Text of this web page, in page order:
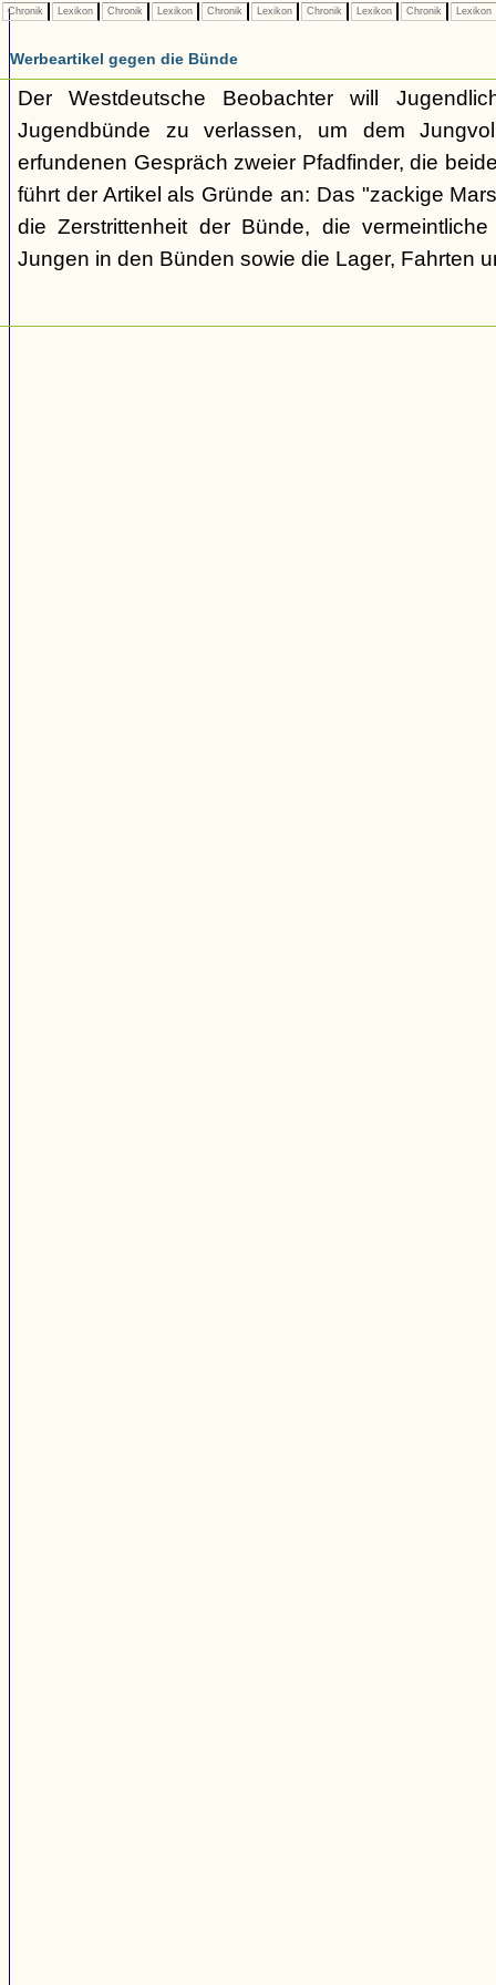
Chronik Lexikon Chronik Lexikon Chronik Lexikon Chronik Lexikon Chronik Lexikon
Werbeartikel gegen die Bünde
Der Westdeutsche Beobachter will
Jugendbünde zu verlassen, um dem
erfundenen Gespräch zweier Pfadfinder, die
führt der Artikel als Gründe an: Das "zackige
die Zerstrittenheit der Bünde, die
Jungen in den Bünden sowie die Lager, Fahrten